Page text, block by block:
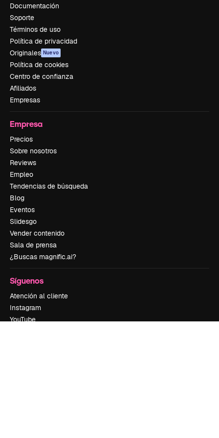
Documentación
Soporte
Términos de uso
Política de privacidad
Originales Nuevo
Política de cookies
Centro de confianza
Afiliados
Empresas
Empresa
Precios
Sobre nosotros
Reviews
Empleo
Tendencias de búsqueda
Blog
Eventos
Slidesgo
Vender contenido
Sala de prensa
¿Buscas magnific.ai?
Síguenos
Atención al cliente
Instagram
YouTube